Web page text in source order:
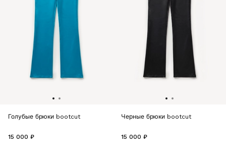
Голубые брюки bootcut
15 000 ₽
Черные брюки bootcut
15 000 ₽